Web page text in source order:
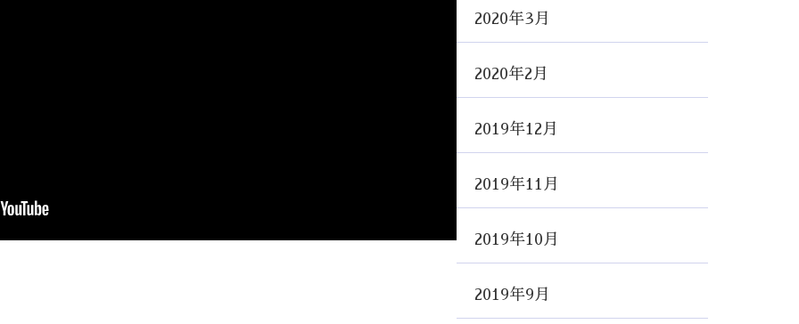
2020年3月
2020年2月
2019年12月
2019年11月
2019年10月
2019年9月